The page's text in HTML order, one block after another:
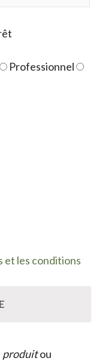
Professionnel
et les conditions
produitou